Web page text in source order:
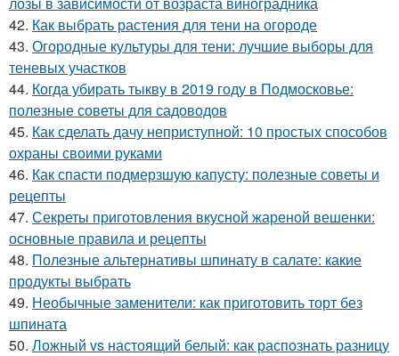
42. Как выбрать растения для тени на огороде
43. Огородные культуры для тени: лучшие выборы для
теневых участков
44. Когда убирать тыкву в 2019 году в Подмосковье:
полезные советы для садоводов
45. Как сделать дачу неприступной: 10 простых способов
охраны своими руками
46. Как спасти подмерзшую капусту: полезные советы и
рецепты
47. Секреты приготовления вкусной жареной вешенки:
основные правила и рецепты
48. Полезные альтернативы шпинату в салате: какие
продукты выбрать
49. Необычные заменители: как приготовить торт без
шпината
50. Ложный vs настоящий белый: как распознать разницу